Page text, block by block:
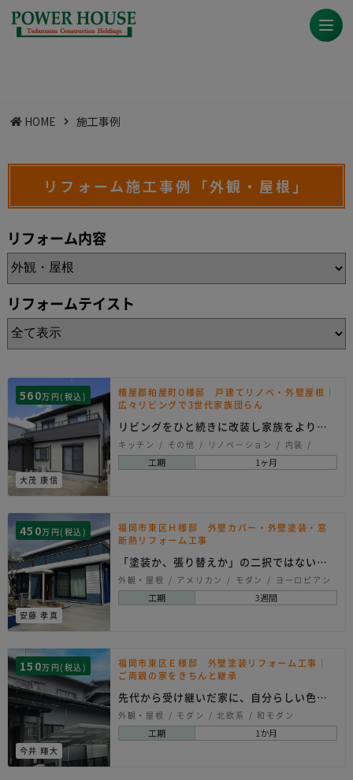
HOME 施工事例
リフォーム施工事例「外観・屋根」
リフォーム内容
リフォームテイスト
560万円(税込)
大茂 康信
糟屋郡粕屋町O様邸 戸建てリノベ・外壁屋根｜
広々リビングで3世代家族団らん
リビングをひと続きに改装し家族をより近
く感じる空間へ
キッチン その他 リノベーション
内装
壁工事
外観・屋根 床工事
建具
シンプル
ナチュラル モダン
工期 1ヶ月
450万円(税込)
安藤 孝真
福岡市東区Ｈ様邸 外壁カバー・外壁塗装・窓
断熱リフォーム工事
「塗装か、張り替えか」の二択ではない、
第三の正解。
外観・屋根 アメリカン モダン ヨーロピアン
工期 3週間
150万円(税込)
今井 翔大
福岡市東区Ｅ様邸 外壁塗装リフォーム工事｜
ご両親の家をきちんと継承
先代から受け継いだ家に、自分らしい色
を。
外観・屋根 モダン 北欧系 和モダン
工期 1か月